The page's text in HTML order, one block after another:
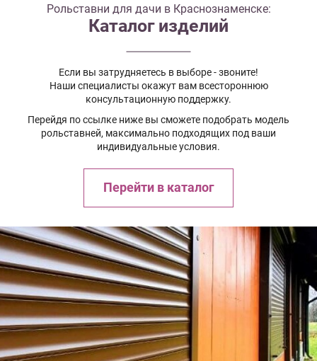
Рольставни для дачи в Краснознаменске:
Каталог изделий
Если вы затрудняетесь в выборе - звоните!
Наши специалисты окажут вам всестороннюю
консультационную поддержку.
Перейдя по ссылке ниже вы сможете подобрать модель
рольставней, максимально подходящих под ваши
индивидуальные условия.
Перейти в каталог